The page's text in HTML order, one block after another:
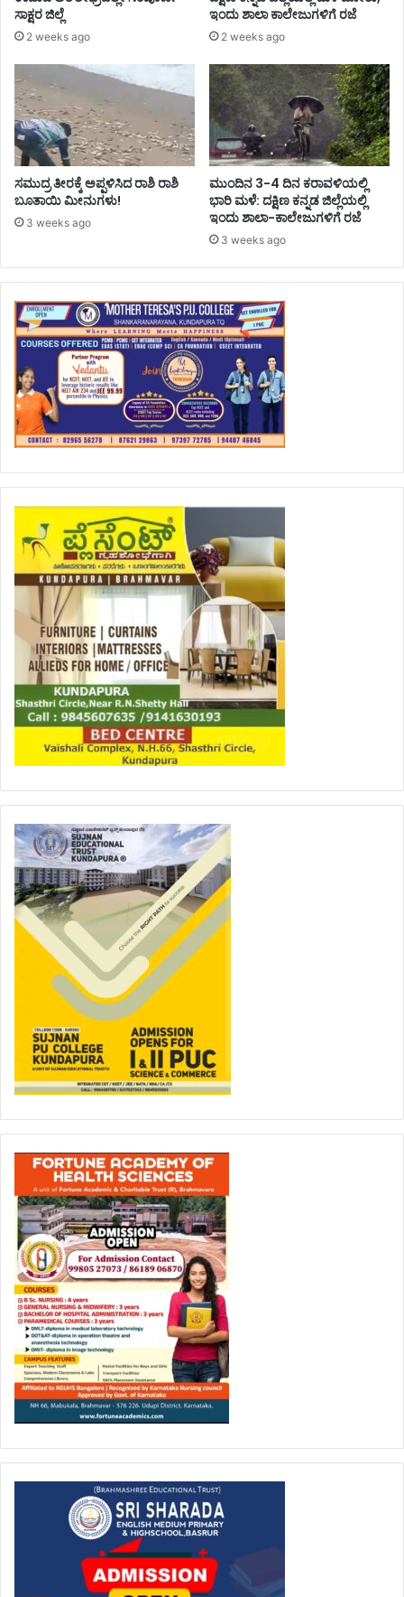
ಸಾಕ್ಷರ ಜಿಲ್ಲೆ
2 weeks ago
ಇಂದು ಶಾಲಾ ಕಾಲೇಜುಗಳಿಗೆ ರಜೆ
2 weeks ago
ಸಮುದ್ರ ತೀರಕ್ಕೆ ಅಪ್ಪಳಿಸಿದ ರಾಶಿ ರಾಶಿ
ಬೂತಾಯಿ ಮೀನುಗಳು!
3 weeks ago
ಮುಂದಿನ 3-4 ದಿನ ಕರಾವಳಿಯಲ್ಲಿ
ಭಾರಿ ಮಳೆ: ದಕ್ಷಿಣ ಕನ್ನಡ ಜಿಲ್ಲೆಯಲ್ಲಿ
ಇಂದು ಶಾಲಾ-ಕಾಲೇಜುಗಳಿಗೆ ರಜೆ
3 weeks ago